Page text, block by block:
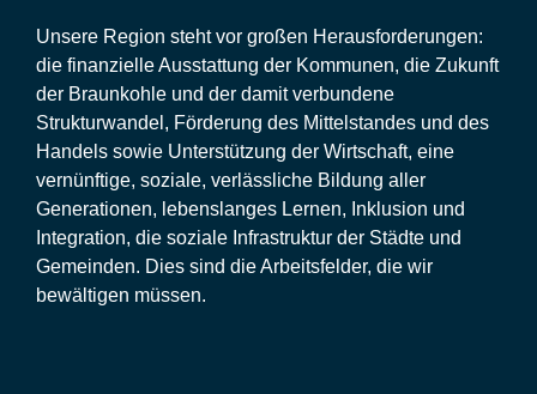
Unsere Region steht vor großen Herausforderungen:
die finanzielle Ausstattung der Kommunen, die Zukunft
der Braunkohle und der damit verbundene
Strukturwandel, Förderung des Mittelstandes und des
Handels sowie Unterstützung der Wirtschaft, eine
vernünftige, soziale, verlässliche Bildung aller
Generationen, lebenslanges Lernen, Inklusion und
Integration, die soziale Infrastruktur der Städte und
Gemeinden. Dies sind die Arbeitsfelder, die wir
bewältigen müssen.